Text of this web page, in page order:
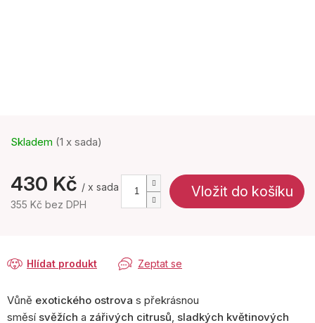
Skladem (1 x sada)
430 Kč / x sada
355 Kč bez DPH
Vložit do košíku
Zeptat se
Hlídat produkt
Vůně exotického ostrova s překrásnou
směsí svěžích a zářivých citrusů, sladkých květinových